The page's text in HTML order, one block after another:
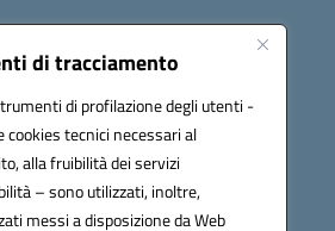
di tracciamento
di profilazione degli utenti -
tecnici necessari al
alla fruibilità dei servizi
– sono utilizzati, inoltre,
messi a disposizione da Web